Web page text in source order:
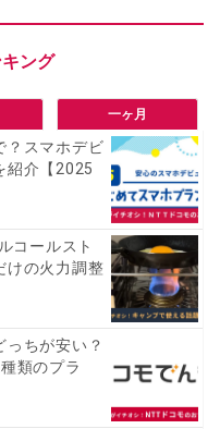
一ヶ月
？スマホデビ
紹介【2025
コールスト
けの火力調整
っちが安い？
類のプラ